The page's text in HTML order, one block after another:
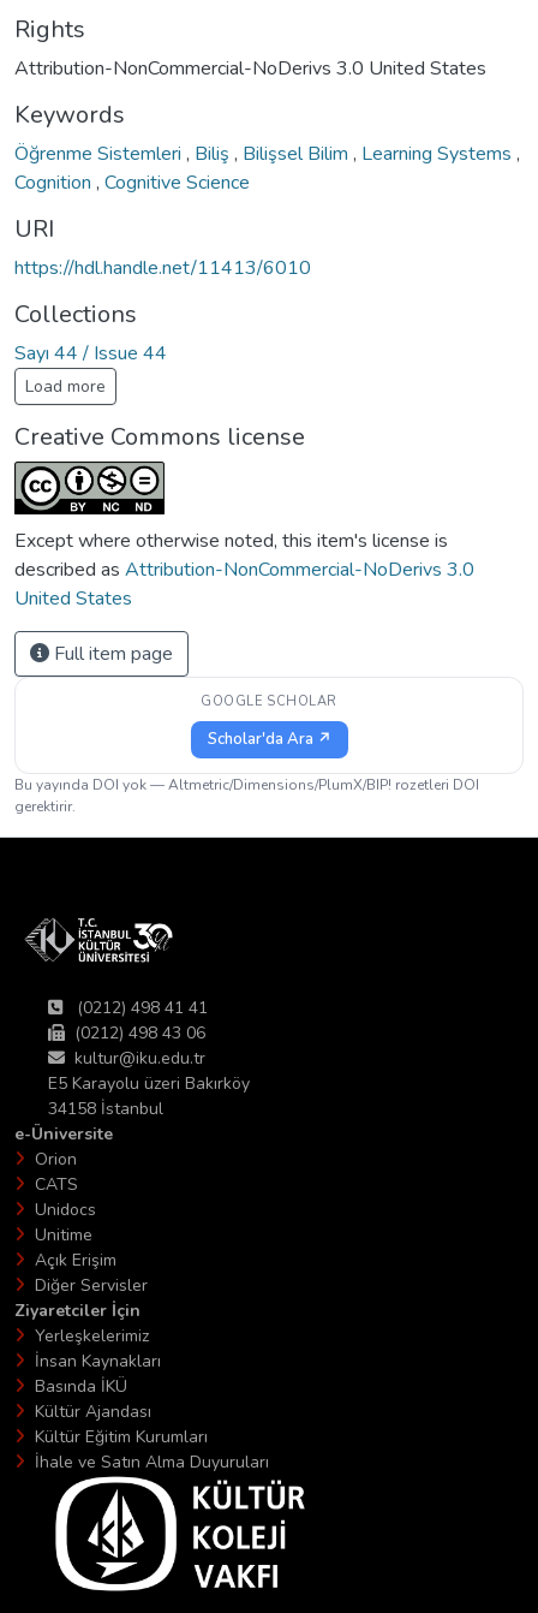
Rights
Attribution-NonCommercial-NoDerivs 3.0 United States
Keywords
Öğrenme Sistemleri , Biliş , Bilişsel Bilim , Learning Systems ,
Cognition , Cognitive Science
URI
https://hdl.handle.net/11413/6010
Collections
Sayı 44 / Issue 44
Load more
Creative Commons license
Except where otherwise noted, this item's license is
described as Attribution-NonCommercial-NoDerivs 3.0
United States
Full item page
GOOGLE SCHOLAR
Scholar'da Ara ↗
Bu yayında DOI yok — Altmetric/Dimensions/PlumX/BIP! rozetleri DOI
gerektirir.
(0212) 498 41 41
(0212) 498 43 06
kultur@iku.edu.tr
E5 Karayolu üzeri Bakırköy
34158 İstanbul
e-Üniversite
Orion
CATS
Unidocs
Unitime
Açık Erişim
Diğer Servisler
Ziyaretciler İçin
Yerleşkelerimiz
İnsan Kaynakları
Basında İKÜ
Kültür Ajandası
Kültür Eğitim Kurumları
İhale ve Satın Alma Duyuruları